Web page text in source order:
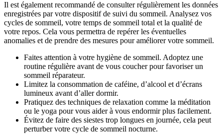
Il est également recommandé de consulter régulièrement les données
enregistrées par votre dispositif de suivi du sommeil. Analysez vos
cycles de sommeil, votre temps de sommeil total et la qualité de
votre repos. Cela vous permettra de repérer les éventuelles
anomalies et de prendre des mesures pour améliorer votre sommeil.
Faites attention à votre hygiène de sommeil. Adoptez une
routine régulière avant de vous coucher pour favoriser un
sommeil réparateur.
Limitez la consommation de caféine, d’alcool et d’écrans
lumineux avant d’aller dormir.
Pratiquez des techniques de relaxation comme la méditation
ou le yoga pour vous aider à vous endormir plus facilement.
Évitez de faire des siestes trop longues en journée, cela peut
perturber votre cycle de sommeil nocturne.